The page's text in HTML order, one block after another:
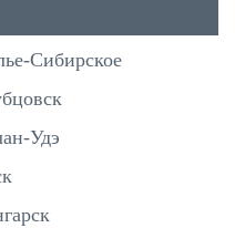
Сибирское
Удэ